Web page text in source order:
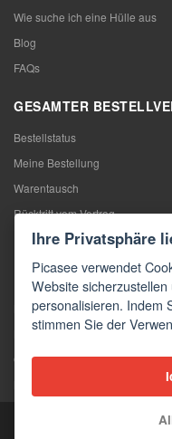
Wie suche ich eine Hülle aus
Blog
FAQs
GESAMTER
Bestellstatus
Meine Bestellung
Warentausch
Rücktritt vom Vertrag
Reklamation
KONTAKTE
Kontakte
Kontaktformular
Großhandel
Ihre Privatsphäre
Picasee verwendet
Website
personalisieren. Indem
stimmen Sie der